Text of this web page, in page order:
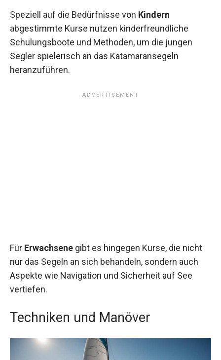
Speziell auf die Bedürfnisse von Kindern
abgestimmte Kurse nutzen kinderfreundliche
Schulungsboote und Methoden, um die jungen
Segler spielerisch an das Katamaransegeln
heranzuführen.
Für Erwachsene gibt es hingegen Kurse, die nicht
nur das Segeln an sich behandeln, sondern auch
Aspekte wie Navigation und Sicherheit auf See
vertiefen.
Techniken und Manöver